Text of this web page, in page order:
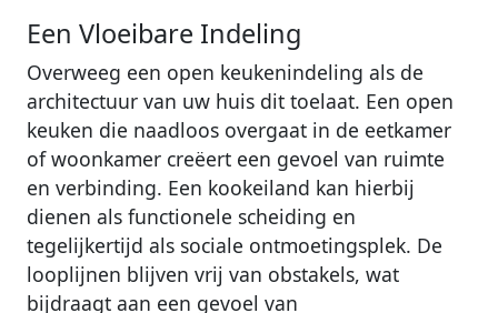
Een Vloeibare Indeling
Overweeg een open keukenindeling als de
architectuur van uw huis dit toelaat. Een open
keuken die naadloos overgaat in de eetkamer
of woonkamer creëert een gevoel van ruimte
en verbinding. Een kookeiland kan hierbij
dienen als functionele scheiding en
tegelijkertijd als sociale ontmoetingsplek. De
looplijnen blijven vrij van obstakels, wat
bijdraagt aan een gevoel van